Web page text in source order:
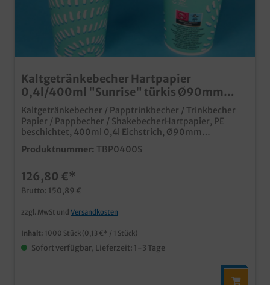
Kaltgetränkebecher Hartpapier
0,4l/400ml "Sunrise" türkis Ø90mm
1000St
Kaltgetränkebecher / Papptrinkbecher / Trinkbecher
Papier / Pappbecher / ShakebecherHartpapier, PE
beschichtet, 400ml 0,4l Eichstrich, Ø90mm
Durchmesser, 1000St im Kartonpraktischer
Einwegtrinkbecher aus Papiermit PE Beschichtung für
Neutraldruck, aber auch individuell bedruckbarideal
für Kaltgetränke und Shakespassender Deckel separat
erhältlich
Produktnummer: TBP0400S
126,80 €*
Brutto: 150,89 €
zzgl. MwSt und Versandkosten
Inhalt: 1000 Stück (0,13 €* / 1 Stück)
Sofort verfügbar, Lieferzeit: 1-3 Tage